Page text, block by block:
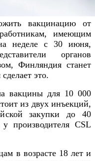
вакцинацию от
имеющим
неделе с 30 июня,
органов
Финляндия станет
это.
вакцины для 10 000
из двух инъекций,
закупки до 40
производителя CSL
в возрасте 18 лет и